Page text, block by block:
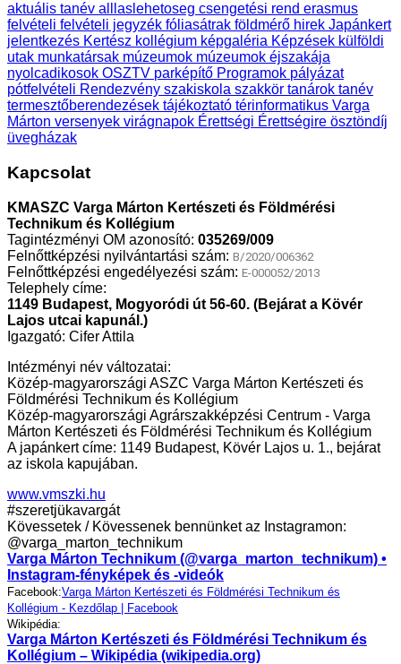
aktuális tanév alllaslehetoseg csengetési rend erasmus
felvételi felvételi jegyzék fóliasátrak földmérő hirek Japánkert
jelentkezés Kertész kollégium képgaléria Képzések külföldi
utak munkatársak múzeumok múzeumok éjszakája
nyolcadikosok OSZTV parképítő Programok pályázat
pótfelvételi Rendezvény szakiskola szakkör tanárok tanév
termesztőberendezések tájékoztató térinformatikus Varga
Márton versenyek virágnapok Érettségi Érettségire ösztöndíj
üvegházak
Kapcsolat
KMASZC Varga Márton Kertészeti és Földmérési
Technikum és Kollégium
Tagintézményi OM azonosító: 035269/009
Felnőttképzési nyilvántartási szám: B/2020/006362
Felnőttképzési engedélyezési szám: E-000052/2013
Telephely címe:
1149 Budapest, Mogyoródi út 56-60. (Bejárat a Kövér
Lajos utcai kapunál.)
Igazgató: Cifer Attila
Intézményi név változatai:
Közép-magyarországi ASZC Varga Márton Kertészeti és
Földmérési Technikum és Kollégium
Közép-magyarországi Agrárszakképzési Centrum - Varga
Márton Kertészeti és Földmérési Technikum és Kollégium
A japánkert címe: 1149 Budapest, Kövér Lajos u. 1., bejárat
az iskola kapujában.
www.vmszki.hu
#szeretjükavargát
Kövessetek / Kövessenek bennünket az Instagramon:
@varga_marton_technikum
Varga Márton Technikum (@varga_marton_technikum) •
Instagram-fényképek és -videók
Facebook:Varga Márton Kertészeti és Földmérési Technikum és
Kollégium - Kezdőlap | Facebook
Wikipédia:
Varga Márton Kertészeti és Földmérési Technikum és
Kollégium – Wikipédia (wikipedia.org)